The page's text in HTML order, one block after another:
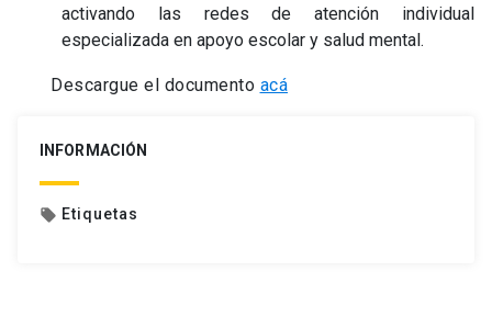
activando las redes de atención individual
especializada en apoyo escolar y salud mental.
Descargue el documento acá
INFORMACIÓN
local_offer Etiquetas